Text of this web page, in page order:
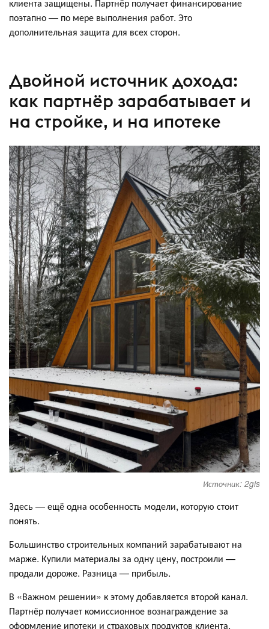
поэтапно — по мере выполнения работ. Это
дополнительная защита для всех сторон.
Двойной источник дохода:
как партнёр зарабатывает и
на стройке, и на ипотеке
Источник: 2gis
Здесь — ещё одна особенность модели, которую стоит
понять.
Большинство строительных компаний зарабатывают на
марже. Купили материалы за одну цену, построили —
продали дороже. Разница — прибыль.
В «Важном решении» к этому добавляется второй канал.
Партнёр получает комиссионное вознаграждение за
оформление ипотеки и страховых продуктов клиента.